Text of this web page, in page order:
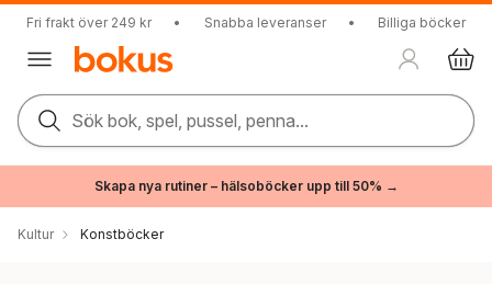
Fri frakt över 249 kr • Snabba leveranser • Billiga böcker
Sök bok, spel, pussel, penna...
Skapa nya rutiner – hälsoböcker upp till 50% →
Kultur Konstböcker